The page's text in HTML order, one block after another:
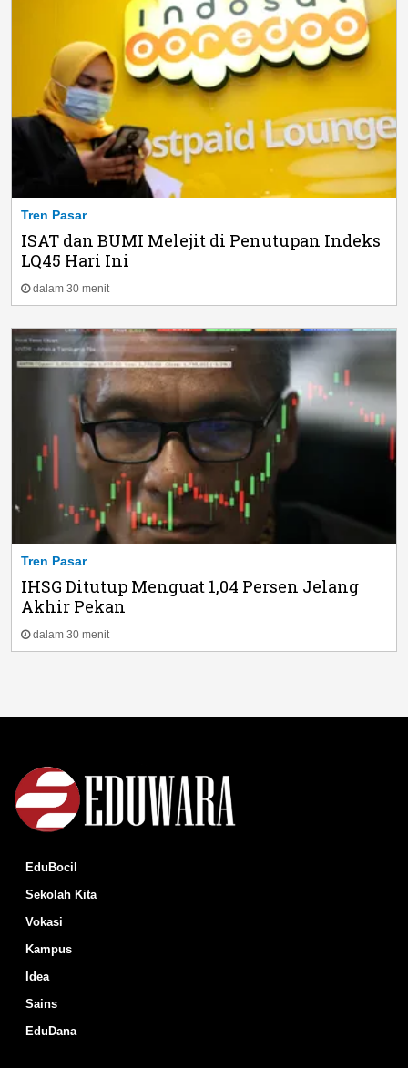
Tren Pasar
ISAT dan BUMI Melejit di Penutupan Indeks
LQ45 Hari Ini
dalam 30 menit
Tren Pasar
IHSG Ditutup Menguat 1,04 Persen Jelang
Akhir Pekan
dalam 30 menit
EduBocil
Sekolah Kita
Vokasi
Kampus
Idea
Sains
EduDana